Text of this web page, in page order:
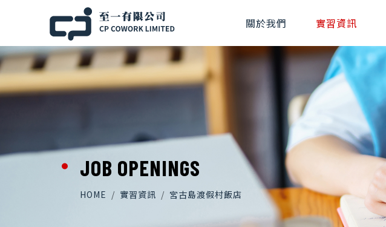
關於我們 實習資訊
JOB OPENINGS
HOME 實習資訊 宮古島渡假村飯店